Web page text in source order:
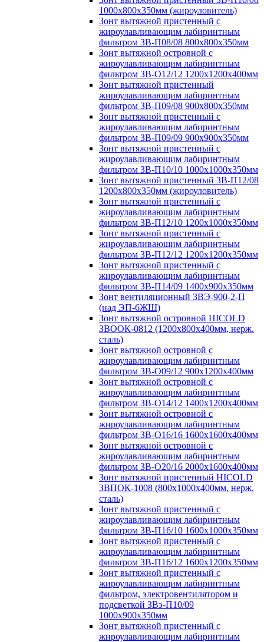
1000х800х350мм (жироуловитель)
Зонт вытяжной пристенный с
жироулавливающим лабиринтным
фильтром ЗВ-П08/08 800х800х350мм
Зонт вытяжной островной с
жироулавливающим лабиринтным
фильтром ЗВ-О12/12 1200х1200х400мм
Зонт вытяжной пристенный
жироулавливающим лабиринтным
фильтром ЗВ-П09/08 900х800х350мм
Зонт вытяжной пристенный с
жироулавливающим лабиринтным
фильтром ЗВ-П09/09 900х900х350мм
Зонт вытяжной пристенный с
жироулавливающим лабиринтным
фильтром ЗВ-П10/10 1000х1000х350мм
Зонт вытяжной пристенный ЗВ-П12/08
1200х800х350мм (жироуловитель)
Зонт вытяжной пристенный с
жироулавливающим лабиринтным
фильтром ЗВ-П12/10 1200х1000х350мм
Зонт вытяжной пристенный с
жироулавливающим лабиринтным
фильтром ЗВ-П12/12 1200х1200х350мм
Зонт вытяжной пристенный с
жироулавливающим лабиринтным
фильтром ЗВ-П14/09 1400х900х350мм
Зонт вентиляционный ЗВЭ-900-2-П
(над ЭП-6ЖШ)
Зонт вытяжной островной HICOLD
ЗВООК-0812 (1200х800x400мм, нерж.
сталь)
Зонт вытяжной островной с
жироулавливающим лабиринтным
фильтром ЗВ-О09/12 900х1200х400мм
Зонт вытяжной островной с
жироулавливающим лабиринтным
фильтром ЗВ-О14/12 1400х1200х400мм
Зонт вытяжной островной с
жироулавливающим лабиринтным
фильтром ЗВ-О16/16 1600х1600х400мм
Зонт вытяжной островной с
жироулавливающим лабиринтным
фильтром ЗВ-О20/16 2000х1600х400мм
Зонт вытяжной пристенный HICOLD
ЗВПОК-1008 (800х1000х400мм, нерж.
сталь)
Зонт вытяжной пристенный с
жироулавливающим лабиринтным
фильтром ЗВ-П16/10 1600х1000х350мм
Зонт вытяжной пристенный с
жироулавливающим лабиринтным
фильтром ЗВ-П16/12 1600х1200х350мм
Зонт вытяжной пристенный с
жироулавливающим лабиринтным
фильтром, электровентилятором и
подсветкой ЗВэ-П10/09
1000х900х350мм
Зонт вытяжной пристенный с
жироулавливающим лабиринтным